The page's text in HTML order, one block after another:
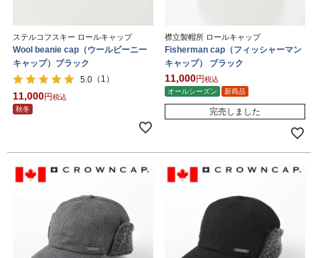
ステルコフスキー ロールキャップ
Wool beanie cap（ウールビーニー
キャップ）ブラック
5.0 （1）
11,000
税込
秋冬
襟立製帽所 ロールキャップ
Fisherman cap（フィッシャーマン
キャップ） ブラック
11,000
税込
オールシーズン
新商品
完売しました